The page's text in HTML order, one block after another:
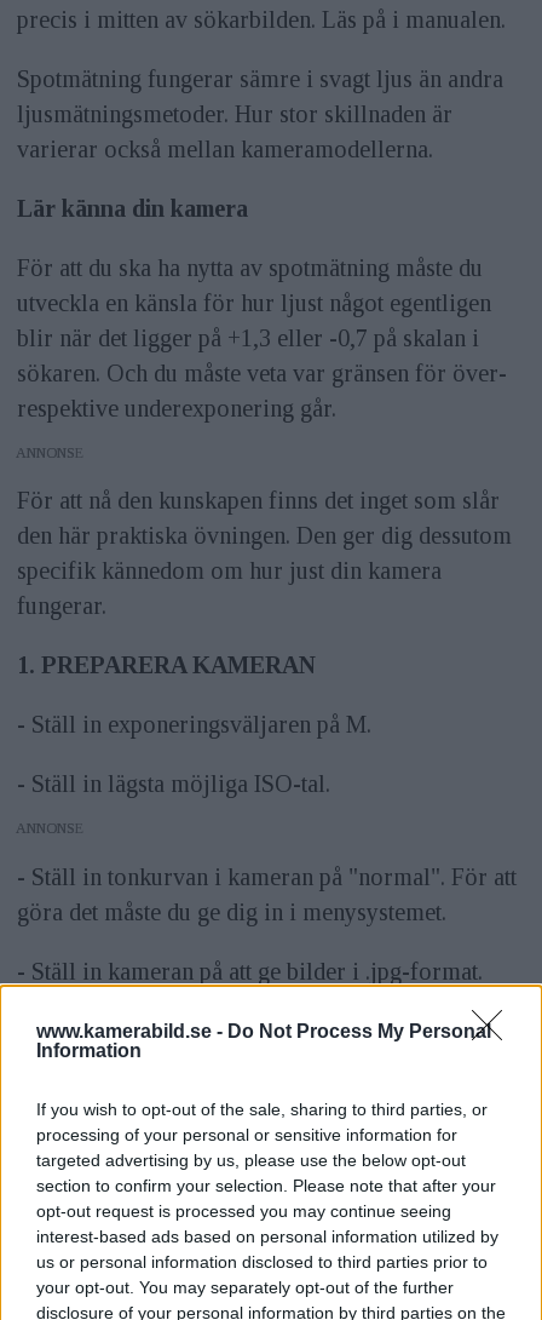
www.kamerabild.se - Do Not Process My Personal
Information
If you wish to opt-out of the sale, sharing to third parties, or
processing of your personal or sensitive information for
targeted advertising by us, please use the below opt-out
section to confirm your selection. Please note that after your
opt-out request is processed you may continue seeing
interest-based ads based on personal information utilized by
us or personal information disclosed to third parties prior to
your opt-out. You may separately opt-out of the further
disclosure of your personal information by third parties on the
precis i mitten av sökarbilden. Läs på i manualen.
Spotmätning fungerar sämre i svagt ljus än andra
ljusmätningsmetoder. Hur stor skillnaden är
varierar också mellan kameramodellerna.
Lär känna din kamera
För att du ska ha nytta av spotmätning måste du
utveckla en känsla för hur ljust något egentligen
blir när det ligger på +1,3 eller -0,7 på skalan i
sökaren. Och du måste veta var gränsen för över-
respektive underexponering går.
ANNONS
För att nå den kunskapen finns det inget som slår
den här praktiska övningen. Den ger dig dessutom
specifik kännedom om hur just din kamera
fungerar.
1. PREPARERA KAMERAN
- Ställ in exponeringsväljaren på M.
- Ställ in lägsta möjliga ISO-tal.
ANNONS
- Ställ in tonkurvan i kameran på "normal". För att
göra det måste du ge dig in i menysystemet.
- Ställ in kameran på att ge bilder i .jpg-format.
- Välj spotmätning som ljusmätningsmetod.
- Ställ in kameran så att den exponerar i tredjedels
bländarsteg och inte i halva (om det är möjligt på
din modell).
2. FÖRBERED FOTOGRAFERINGEN
- Hitta ett medelgrått motiv, gärna utan färgton. Det